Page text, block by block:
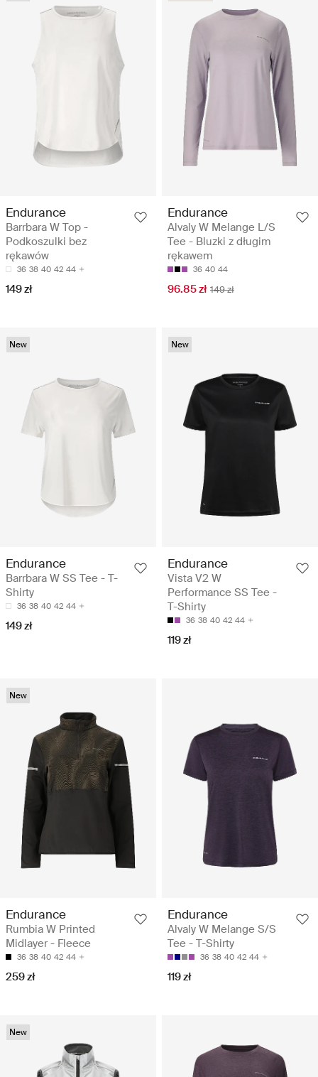
Endurance
Barrbara W Top -
Podkoszulki bez
rękawów
36 38 40 42 44
149 zł
Endurance
Alvaly W Melange L/S
Tee - Bluzki z długim
rękawem
36 40 44
96.85 zł 149 zł
New
Endurance
Barrbara W SS Tee - T-
Shirty
36 38 40 42 44
149 zł
New
Endurance
Vista V2 W
Performance SS Tee -
T-Shirty
36 38 40 42 44
119 zł
New
Endurance
Rumbia W Printed
Midlayer - Fleece
36 38 40 42 44
259 zł
Endurance
Alvaly W Melange S/S
Tee - T-Shirty
36 38 40 42 44
119 zł
New